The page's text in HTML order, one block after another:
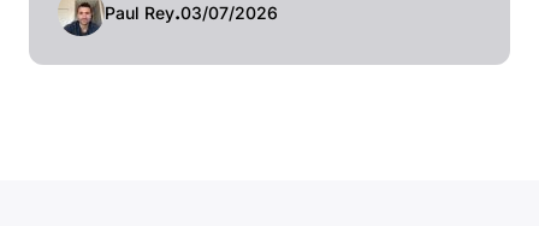
Paul Rey.03/07/2026